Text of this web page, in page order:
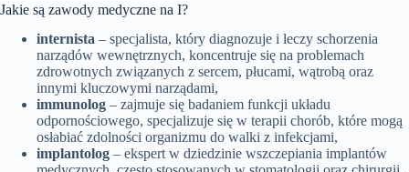
Jakie są zawody medyczne na I?
internista – specjalista, który diagnozuje i leczy schorzenia
narządów wewnętrznych, koncentruje się na problemach
zdrowotnych związanych z sercem, płucami, wątrobą oraz
innymi kluczowymi narządami,
immunolog – zajmuje się badaniem funkcji układu
odpornościowego, specjalizuje się w terapii chorób, które mogą
osłabiać zdolności organizmu do walki z infekcjami,
implantolog – ekspert w dziedzinie wszczepiania implantów